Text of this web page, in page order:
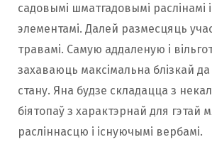
садовымі шматгадовымі раслінамі
элементамі. Далей размесцяць
травамі. Самую аддаленую і
захаваюць максімальна блізкай
стану. Яна будзе складацца з
біятопаў з характэрнай для гэтай
расліннасцю і існуючымі вербамі.